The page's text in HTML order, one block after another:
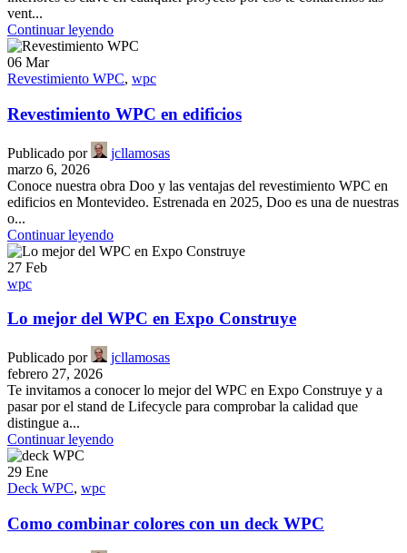
vent...
Continuar leyendo
06 Mar
Revestimiento WPC, wpc
Revestimiento WPC en edificios
Publicado por
jcllamosas
marzo 6, 2026
Conoce nuestra obra Doo y las ventajas del revestimiento WPC en
edificios en Montevideo. Estrenada en 2025, Doo es una de nuestras
o...
Continuar leyendo
27 Feb
wpc
Lo mejor del WPC en Expo Construye
Publicado por
jcllamosas
febrero 27, 2026
Te invitamos a conocer lo mejor del WPC en Expo Construye y a
pasar por el stand de Lifecycle para comprobar la calidad que
distingue a...
Continuar leyendo
29 Ene
Deck WPC, wpc
Como combinar colores con un deck WPC